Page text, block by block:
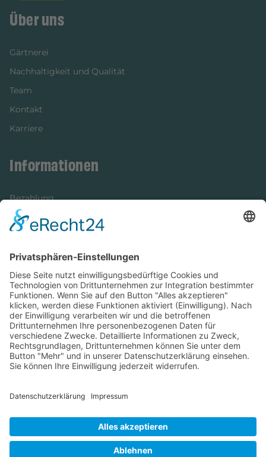
Über uns
Gärtnerei
Nachhaltigkeit und Qualität
Team
Kontakt
Karriere
Informationen
Bezahlung
Newsletter
Versandinformationen
Verfügbarkeit/Verträglichkeit
Rechtliches
Widerrufsrecht und Widerrufsformular
Impressum
Datenschutzerklärung
Cookie-Einstellungen
AGB
Streitbeilegungsstelle